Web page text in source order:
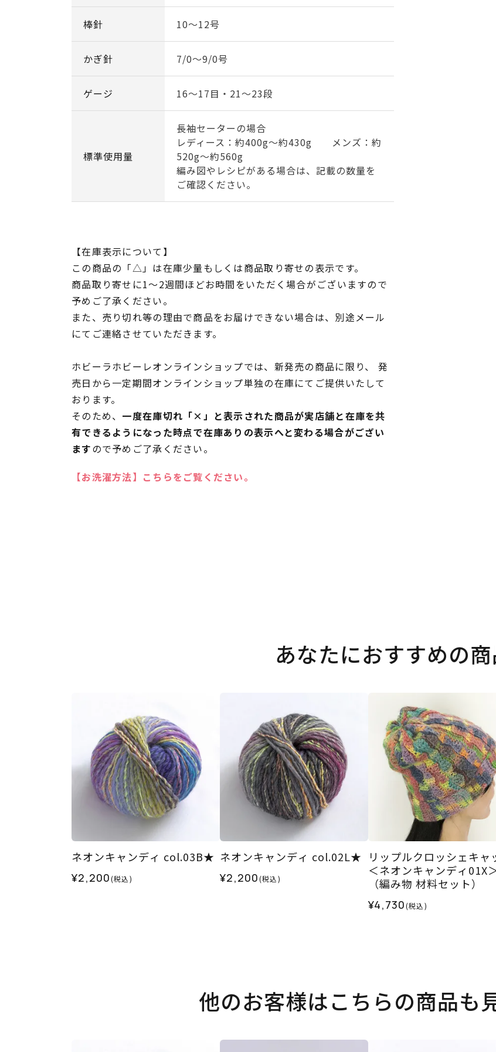
棒針 10～12号
かぎ針 7/0～9/0号
ゲージ 16～17目・21～23段
標準使用量
長袖セーターの場合
レディース：約400g～約430g メンズ：約
520g～約560g
編み図やレシピがある場合は、記載の数量を
ご確認ください。
【在庫表示について】
この商品の「△」は在庫少量もしくは商品取り寄せの表示です。
商品取り寄せに1～2週間ほどお時間をいただく場合がございますので
予めご了承ください。
また、売り切れ等の理由で商品をお届けできない場合は、別途メール
にてご連絡させていただきます。
ホビーラホビーレオンラインショップでは、新発売の商品に限り、 発
売日から一定期間オンラインショップ単独の在庫にてご提供いたして
おります。
そのため、 一度在庫切れ「×」と表示された商品が実店舗と在庫を共
有できるようになった時点で在庫ありの表示へと変わる場合がござい
ますので予めご了承ください。
【お洗濯方法】こちらをご覧ください。
あなたにおすすめの
ネオンキャンディ col.03B★
¥2,200(税込)
ネオンキャンディ col.02L★
¥2,200(税込)
リップルクロッシェキャ
＜ネオンキャンディ01X
（編み物 材料セット）
¥4,730(税込)
他のお客様はこちらの商品も